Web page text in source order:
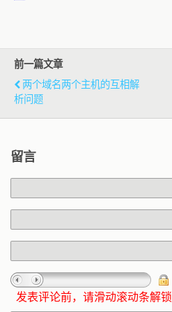
前一篇文章
两个域名两个主机的互相解
析问题
留言
发表评论前，请滑动滚动条解锁